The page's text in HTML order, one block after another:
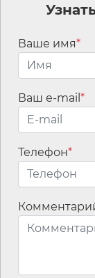
Ваше имя*
Ваш e-mail *
Телефон*
Мы используем
файлы cookies
улучшения
работы сайта, а
также сервис